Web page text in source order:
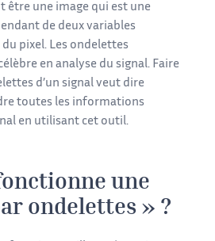
être une image qui est une
de deux variables
pixel. Les ondelettes
en analyse du signal. Faire
d’un signal veut dire
toutes les informations
en utilisant cet outil.
une
ondelettes » ?